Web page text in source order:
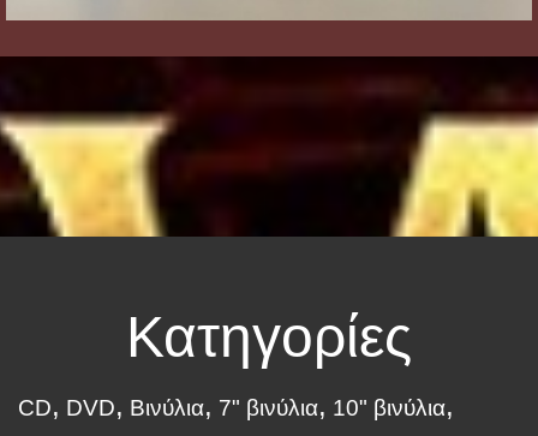
Κατηγορίες
CD DVD Βινύλια 7" βινύλια
10" βινύλια